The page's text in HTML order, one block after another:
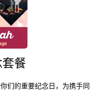
餐
们的重要纪念日，为携手同